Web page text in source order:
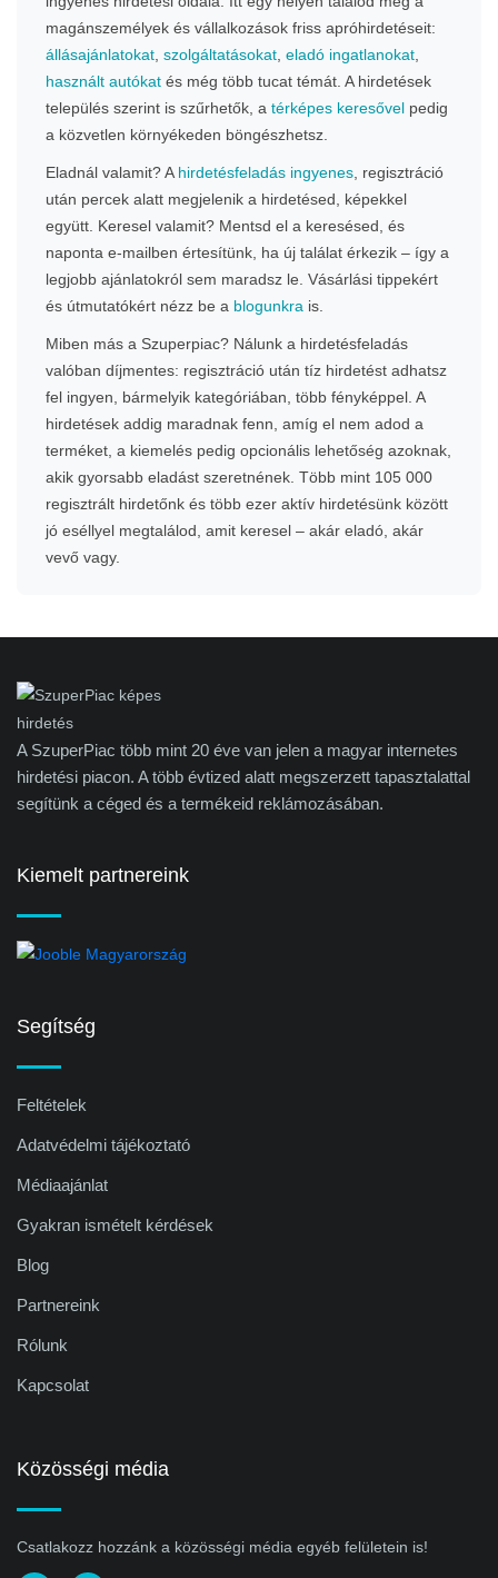
magánszemélyek és vállalkozások friss apróhirdetéseit:
állásajánlatokat szolgáltatásokat eladó ingatlanokat
használt autókat és még több tucat témát. A hirdetések
település szerint is szűrhetők, a térképes keresővel pedig
a közvetlen környékeden böngészhetsz.
Eladnál valamit? A hirdetésfeladás ingyenes , regisztráció
után percek alatt megjelenik a hirdetésed, képekkel
együtt. Keresel valamit? Mentsd el a keresésed, és
naponta e-mailben értesítünk, ha új találat érkezik – így a
legjobb ajánlatokról sem maradsz le. Vásárlási tippekért
és útmutatókért nézz be a blogunkra is.
Miben más a Szuperpiac? Nálunk a hirdetésfeladás
valóban díjmentes: regisztráció után tíz hirdetést adhatsz
fel ingyen, bármelyik kategóriában, több fényképpel. A
hirdetések addig maradnak fenn, amíg el nem adod a
terméket, a kiemelés pedig opcionális lehetőség azoknak,
akik gyorsabb eladást szeretnének. Több mint 105 000
regisztrált hirdetőnk és több ezer aktív hirdetésünk között
jó eséllyel megtalálod, amit keresel – akár eladó, akár
vevő vagy.
A SzuperPiac több mint 20 éve van jelen a magyar internetes
hirdetési piacon. A több évtized alatt megszerzett tapasztalattal
segítünk a céged és a termékeid reklámozásában.
Kiemelt partnereink
Segítség
Feltételek
Adatvédelmi tájékoztató
Médiaajánlat
Gyakran ismételt kérdések
Blog
Partnereink
Rólunk
Kapcsolat
Közösségi média
Csatlakozz hozzánk a közösségi média egyéb felületein is!